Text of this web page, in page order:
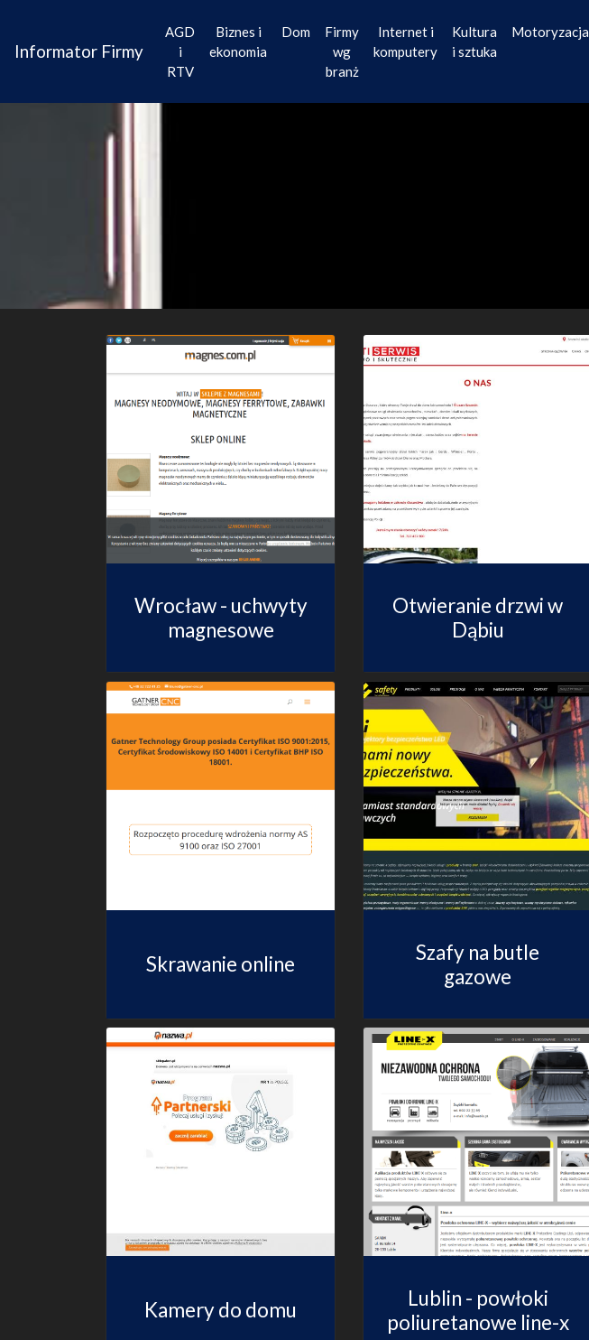
Informator Firmy
AGD
i
RTV
Biznes i
ekonomia
Dom
Firmy
wg
branż
Internet i
komputery
Kultura
i sztuka
Motoryzacja
Wrocław - uchwyty
magnesowe
Otwieranie drzwi w
Dąbiu
Skrawanie online
Szafy na butle
gazowe
Kamery do domu
Lublin - powłoki
poliuretanowe line-x